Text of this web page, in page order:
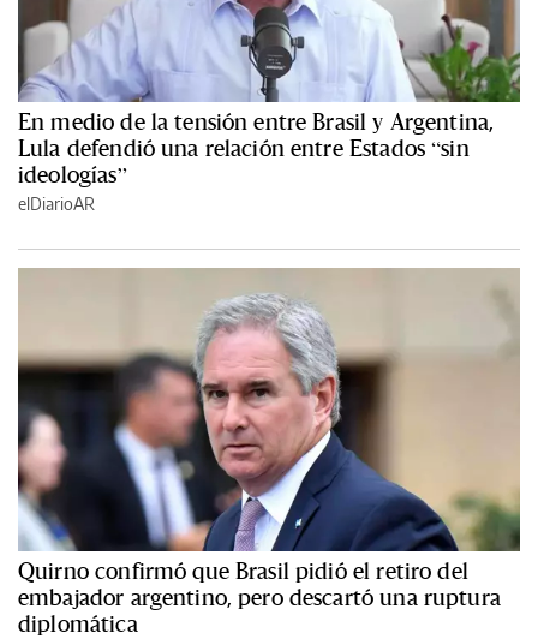
En medio de la tensión entre Brasil y Argentina,
Lula defendió una relación entre Estados “sin
ideologías”
elDiarioAR
Quirno confirmó que Brasil pidió el retiro del
embajador argentino, pero descartó una ruptura
diplomática